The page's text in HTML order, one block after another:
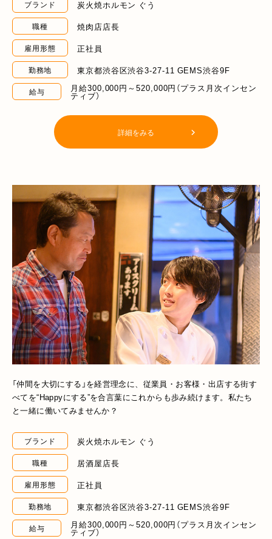
ブランド 炭火焼ホルモン ぐう
職種 焼肉店店長
雇用形態 正社員
勤務地 東京都渋谷区渋谷3-27-11 GEMS渋谷9F
給与 月給300,000円～520,000円（プラス月次インセン
ティブ）
詳細をみる
「仲間を大切にする」を経営理念に、従業員・お客様・出店する街す
べてを“Happyにする”を合言葉にこれからも歩み続けます。私たち
と一緒に働いてみませんか？
ブランド 炭火焼ホルモン ぐう
職種 居酒屋店長
雇用形態 正社員
勤務地 東京都渋谷区渋谷3-27-11 GEMS渋谷9F
給与 月給300,000円～520,000円（プラス月次インセン
ティブ）